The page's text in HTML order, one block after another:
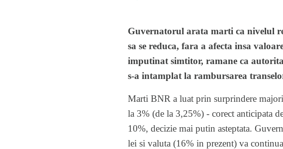
Guvernatorul arata marti ca nivelul
sa se reduca, fara a afecta insa
imputinat simtitor, ramane ca
s-a intamplat la rambursarea
Marti BNR a luat prin surprindere
la 3% (de la 3,25%) - corect anticipata
10%, decizie mai putin asteptata.
lei si valuta (16% in prezent) va